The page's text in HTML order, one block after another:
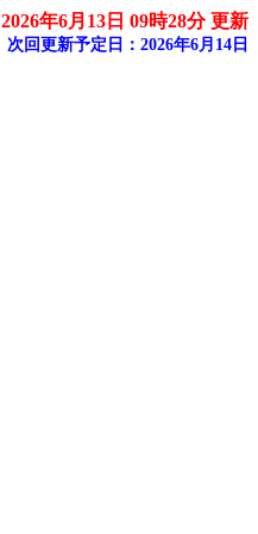
2026年6月13日 09時28分 更新
次回更新予定日：2026年6月14日